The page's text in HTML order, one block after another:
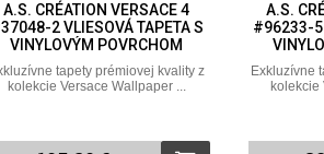
A.S. CRÉATION VERSACE 4
2 VLIESOVÁ TAPETA S
VINYLOVÝM POVRCHOM
tapety prémiovej kvality z
kolekcie Versace Wallpaper ...
A.S.
#96233-5
Exkluzívne
kolekcie